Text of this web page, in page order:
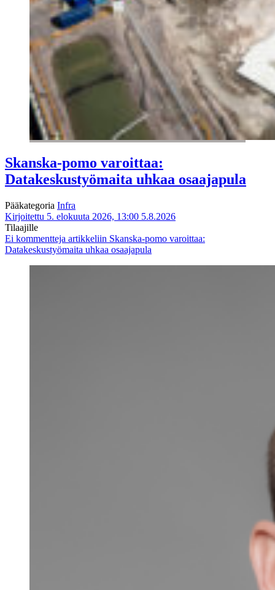
Skanska-pomo varoittaa:
Datakeskustyömaita uhkaa osaajapula
Pääkategoria Infra
Kirjoitettu 5. elokuuta 2026, 13:00 5.8.2026
Tilaajille
Ei kommentteja artikkeliin Skanska-pomo varoittaa:
Datakeskustyömaita uhkaa osaajapula